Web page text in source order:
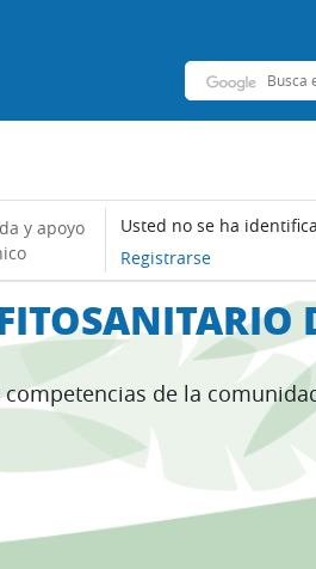
y apoyo
Usted no se ha
Registrarse
de la